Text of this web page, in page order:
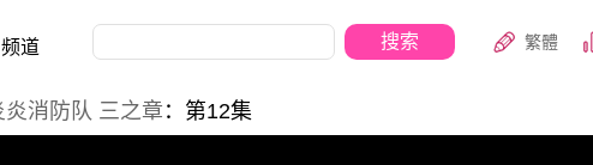
频道 繁體
炎消防队 三之章 ：第12集